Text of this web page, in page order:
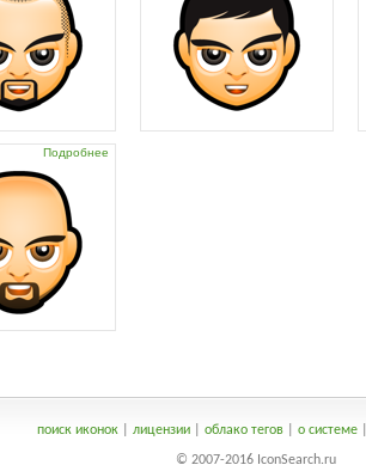
Подробнее
поиск иконок| лицензии| облако тегов| о системе|
© 2007-2016 IconSearch.ru